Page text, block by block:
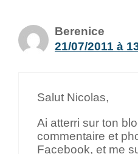
Berenice
21/07/2011 à
Salut Nicolas,
Ai atterri sur ton
commentaire et
Facebook, et me